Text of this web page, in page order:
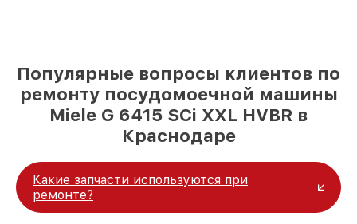
Популярные вопросы клиентов по
ремонту посудомоечной машины
Miele G 6415 SCi XXL HVBR в
Краснодаре
Какие запчасти используются при
ремонте?